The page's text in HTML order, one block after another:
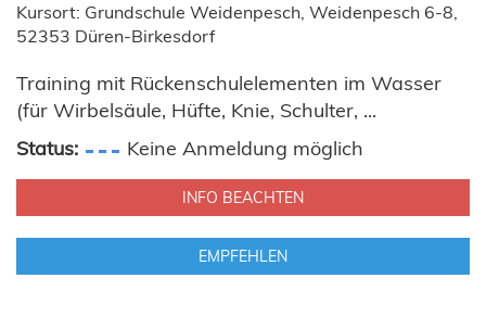
Kursort: Grundschule Weidenpesch, Weidenpesch 6-8,
52353 Düren-Birkesdorf
Training mit Rückenschulelementen im Wasser
(für Wirbelsäule, Hüfte, Knie, Schulter, ...
Status:
Keine Anmeldung möglich
INFO BEACHTEN
EMPFEHLEN